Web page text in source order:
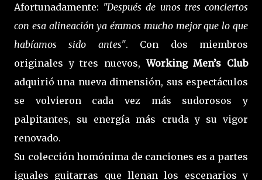
Afortunadamente: "Después de unos tres conciertos
con esa alineación ya éramos mucho mejor que lo que
habíamos sido antes". Con dos miembros
originales y tres nuevos,Working Men’s Club
adquirió una nueva dimensión, sus espectáculos
se volvieron cada vez más sudorosos y
palpitantes, su energía más cruda y su vigor
renovado.
Su colección homónima de canciones es a partes
iguales guitarras que llenan los escenarios y